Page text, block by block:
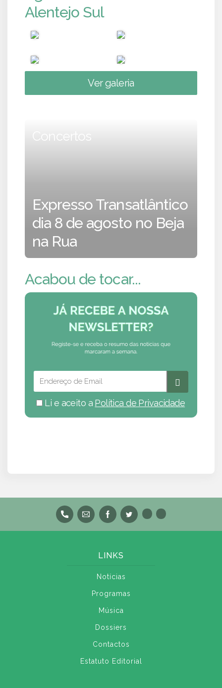
Alentejo Sul
Ver galeria
Concertos
Expresso Transatlântico
dia 8 de agosto no Beja
na Rua
Acabou de tocar...
Li e aceito a Política de Privacidade
LINKS
Notícias
Programas
Música
Dossiers
Contactos
Estatuto Editorial